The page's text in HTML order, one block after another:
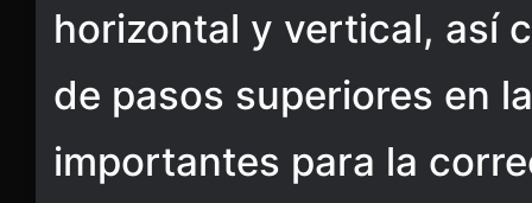
horizontal y vertical, así
de pasos superiores en
importantes para la